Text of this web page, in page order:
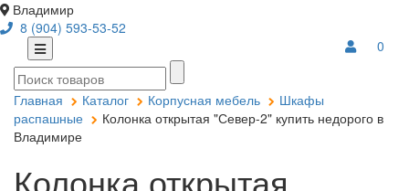
Владимир
8 (904) 593-53-52
0
Главная Каталог Корпусная мебель
Шкафы
распашные
Колонка открытая "Север-2" купить недорого в
Владимире
Колонка открытая